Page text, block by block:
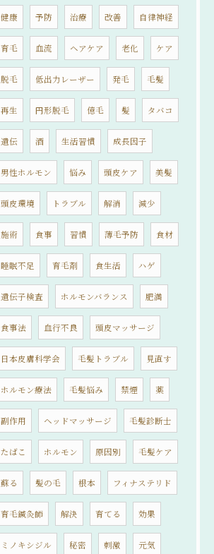
健康 予防 治療 改善 自律神経
育毛 血流 ヘアケア 老化 ケア
脱毛 低出力レーザー 発毛 毛髪
再生 円形脱毛 億毛 髪 タバコ
遺伝 酒 生活習慣 成長因子
男性ホルモン 悩み 頭皮ケア 美髪
頭皮環境 トラブル 解消 減少
施術 食事 習慣 薄毛予防 食材
睡眠不足 育毛剤 食生活 ハゲ
遺伝子検査 ホルモンバランス 肥満
食事法 血行不良 頭皮マッサージ
日本皮膚科学会 毛髪トラブル 見直す
ホルモン療法 毛髪悩み 禁煙 薬
副作用 ヘッドマッサージ 毛髪診断士
たばこ ホルモン 原因別 毛髪ケア
蘇る 髪の毛 根本 フィナステリド
育毛鍼灸師 解決 育てる 効果
ミノキシジル 秘密 刺激 元気